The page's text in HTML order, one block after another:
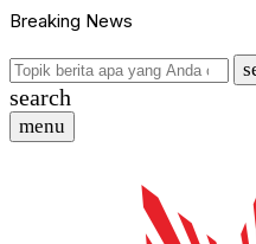
Breaking News
search
menu